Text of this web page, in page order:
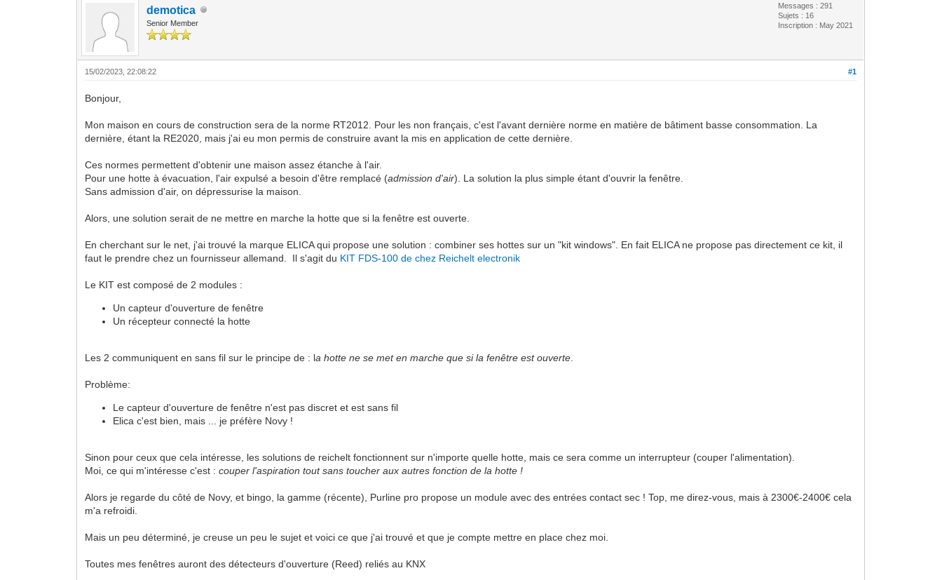
demotica
Senior Member
Messages : 291
Sujets : 16
Inscription : May 2021
#1
15/02/2023, 22:08:22
Bonjour,
Mon maison en cours de construction sera de la norme RT2012. Pour les non français, c'est l'avant dernière norme en matière de bâtiment basse consommation. La
dernière, étant la RE2020, mais j'ai eu mon permis de construire avant la mis en application de cette dernière.
Ces normes permettent d'obtenir une maison assez étanche à l'air.
Pour une hotte à évacuation, l'air expulsé a besoin d'être remplacé (admission d'air). La solution la plus simple étant d'ouvrir la fenêtre.
Sans admission d'air, on dépressurise la maison.
Alors, une solution serait de ne mettre en marche la hotte que si la fenêtre est ouverte.
En cherchant sur le net, j'ai trouvé la marque ELICA qui propose une solution : combiner ses hottes sur un "kit windows". En fait ELICA ne propose pas directement ce kit, il
faut le prendre chez un fournisseur allemand. Il s'agit du KIT FDS-100 de chez Reichelt electronik
Le KIT est composé de 2 modules :
Un capteur d'ouverture de fenêtre
Un récepteur connecté la hotte
Les 2 communiquent en sans fil sur le principe de : la hotte ne se met en marche que si la fenêtre est ouverte
Problème:
Le capteur d'ouverture de fenêtre n'est pas discret et est sans fil
Elica c'est bien, mais ... je préfère Novy !
Sinon pour ceux que cela intéresse, les solutions de reichelt fonctionnent sur n'importe quelle hotte, mais ce sera comme un interrupteur (couper l'alimentation).
Moi, ce qui m'intéresse c'est :couper l'aspiration tout sans toucher aux autres fonction de la hotte !
Alors je regarde du côté de Novy, et bingo, la gamme (récente), Purline pro propose un module avec des entrées contact sec ! Top, me direz-vous, mais à 2300€-2400€ cela
m'a refroidi.
Mais un peu déterminé, je creuse un peu le sujet et voici ce que j'ai trouvé et que je compte mettre en place chez moi.
Toutes mes fenêtres auront des détecteurs d'ouverture (Reed) reliés au KNX